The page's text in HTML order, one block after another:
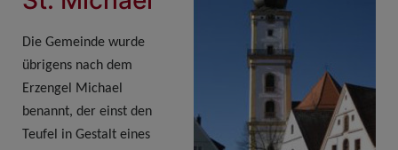
Die Gemeinde wurde
übrigens nach dem
Erzengel Michael
benannt, der einst den
Teufel in Gestalt eines